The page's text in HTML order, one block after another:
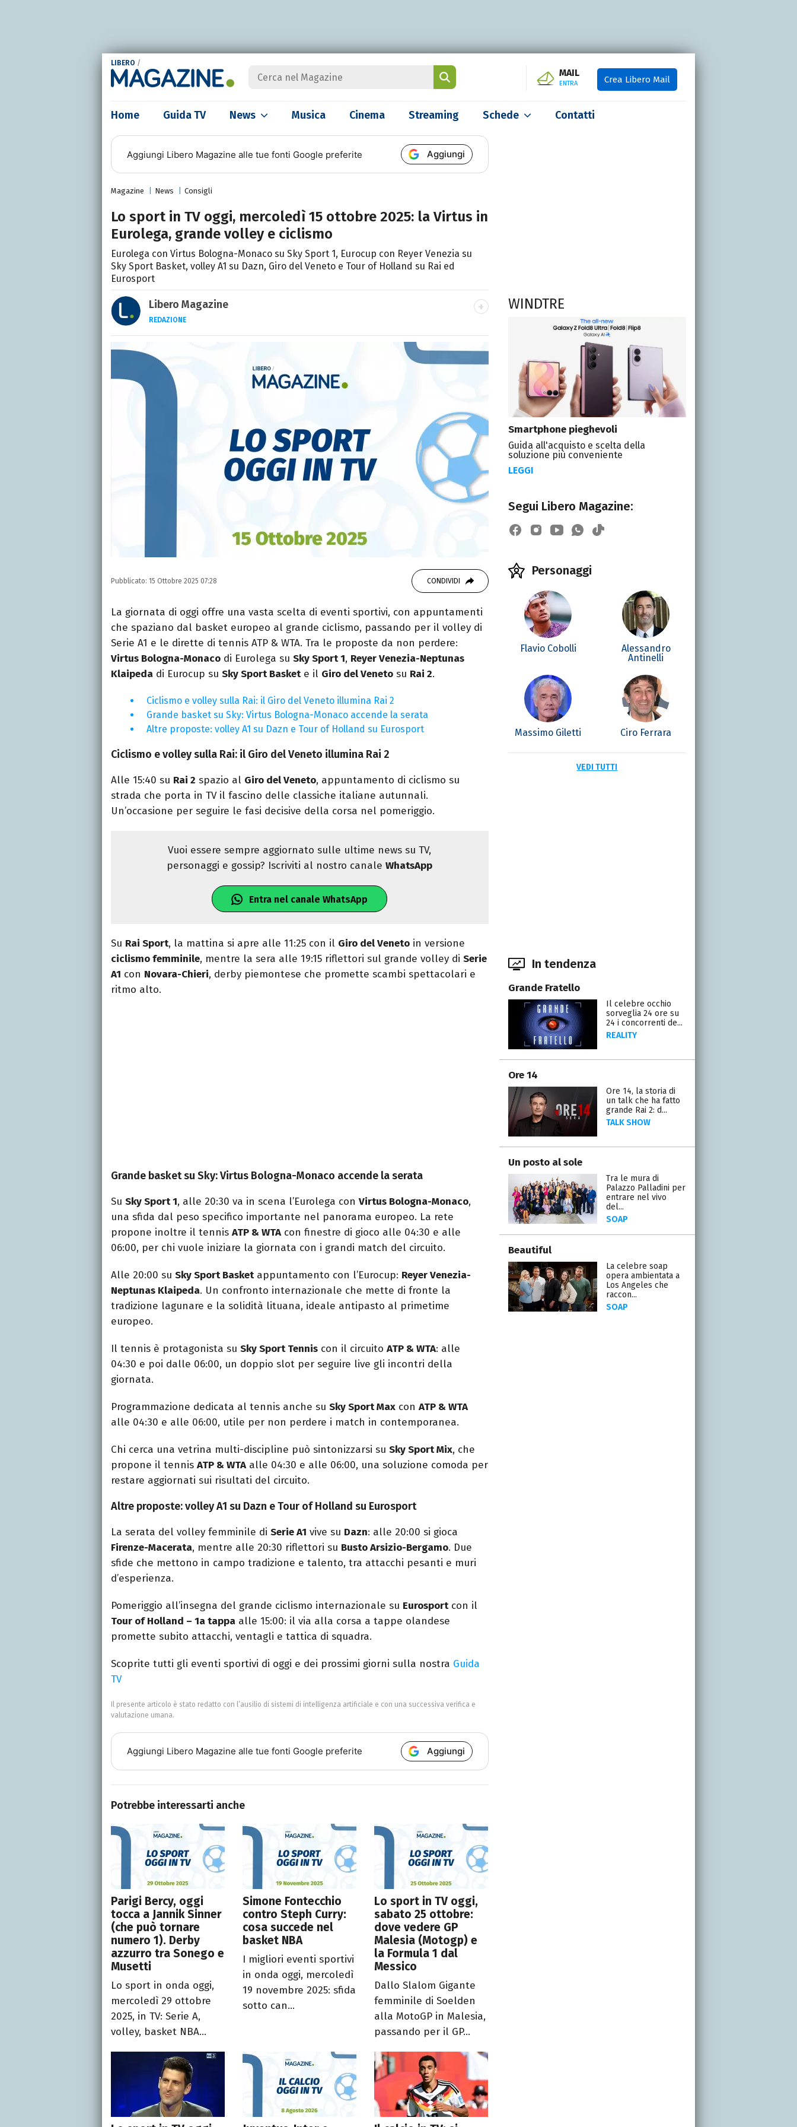
LIBERO /
MAIL
ENTRA Crea Libero Mail
Home Guida TV News Musica Cinema Streaming Schede Contatti
Aggiungi Libero Magazine alle tue fonti Google preferite Aggiungi
Magazine News Consigli
Lo sport in TV oggi, mercoledì 15 ottobre 2025: la Virtus in
Eurolega, grande volley e ciclismo
Eurolega con Virtus Bologna-Monaco su Sky Sport 1, Eurocup con Reyer Venezia su
Sky Sport Basket, volley A1 su Dazn, Giro del Veneto e Tour of Holland su Rai ed
Eurosport
Libero Magazine
REDAZIONE
E-MAIL
INSTAGRAM FACEBOOK
Libero Magazine è il canale del portale Libero.it dedicato al mondo
della televisione, dello spettacolo e del gossip.
Pubblicato: 15 Ottobre 2025 07:28 CONDIVIDI
La giornata di oggi offre una vasta scelta di eventi sportivi, con appuntamenti
che spaziano dal basket europeo al grande ciclismo, passando per il volley di
Serie A1 e le dirette di tennis ATP & WTA. Tra le proposte da non perdere:
Virtus Bologna-Monaco di Eurolega su Sky Sport 1, Reyer Venezia-Neptunas
Klaipeda di Eurocup su Sky Sport Baskete il Giro del Veneto su Rai 2.
Ciclismo e volley sulla Rai: il Giro del Veneto illumina Rai 2
Grande basket su Sky: Virtus Bologna-Monaco accende la serata
Altre proposte: volley A1 su Dazn e Tour of Holland su Eurosport
Ciclismo e volley sulla Rai: il Giro del Veneto illumina Rai 2
Alle 15:40 su Rai 2 spazio al Giro del Veneto, appuntamento di ciclismo su
strada che porta in TV il fascino delle classiche italiane autunnali.
Un’occasione per seguire le fasi decisive della corsa nel pomeriggio.
Vuoi essere sempre aggiornato sulle ultime news su TV,
personaggi e gossip? Iscriviti al nostro canaleWhatsApp
Entra nel canale WhatsApp
Su Rai Sport, la mattina si apre alle 11:25 con il Giro del Veneto in versione
ciclismo femminile, mentre la sera alle 19:15 riflettori sul grande volley di Serie
A1 con Novara-Chieri, derby piemontese che promette scambi spettacolari e
ritmo alto.
Grande basket su Sky: Virtus Bologna-Monaco accende la serata
Su Sky Sport 1, alle 20:30 va in scena l’Eurolega con Virtus Bologna-Monaco,
una sfida dal peso specifico importante nel panorama europeo. La rete
propone inoltre il tennis ATP & WTAcon finestre di gioco alle 04:30 e alle
06:00, per chi vuole iniziare la giornata con i grandi match del circuito.
Alle 20:00 su Sky Sport Basketappuntamento con l’Eurocup: Reyer Venezia-
Neptunas Klaipeda. Un confronto internazionale che mette di fronte la
tradizione lagunare e la solidità lituana, ideale antipasto al primetime
europeo.
Il tennis è protagonista su Sky Sport Tennis con il circuito ATP & WTA: alle
04:30 e poi dalle 06:00, un doppio slot per seguire live gli incontri della
giornata.
Programmazione dedicata al tennis anche su Sky Sport Max con ATP & WTA
alle 04:30 e alle 06:00, utile per non perdere i match in contemporanea.
Chi cerca una vetrina multi-discipline può sintonizzarsi su Sky Sport Mix, che
propone il tennis ATP & WTAalle 04:30 e alle 06:00, una soluzione comoda per
restare aggiornati sui risultati del circuito.
Altre proposte: volley A1 su Dazn e Tour of Holland su Eurosport
La serata del volley femminile di Serie A1 vive su Dazn: alle 20:00 si gioca
Firenze-Macerata, mentre alle 20:30 riflettori su Busto Arsizio-Bergamo. Due
sfide che mettono in campo tradizione e talento, tra attacchi pesanti e muri
d’esperienza.
Pomeriggio all’insegna del grande ciclismo internazionale su Eurosportcon il
Tour of Holland – 1a tappa alle 15:00: il via alla corsa a tappe olandese
promette subito attacchi, ventagli e tattica di squadra.
Scoprite tutti gli eventi sportivi di oggi e dei prossimi giorni sulla nostra Guida
TV
Il presente articolo è stato redatto con l’ausilio di sistemi di intelligenza artificiale e con una successiva verifica e
valutazione umana.
Aggiungi Libero Magazine alle tue fonti Google preferite Aggiungi
Potrebbe interessarti anche
Parigi Bercy, oggi
tocca a Jannik Sinner
(che può tornare
numero 1). Derby
azzurro tra Sonego e
Musetti
Lo sport in onda oggi,
mercoledì 29 ottobre
2025, in TV: Serie A,
volley, basket NBA...
Simone Fontecchio
contro Steph Curry:
cosa succede nel
basket NBA
I migliori eventi sportivi
in onda oggi, mercoledì
19 novembre 2025: sfida
sotto can...
Lo sport in TV oggi,
sabato 25 ottobre:
dove vedere GP
Malesia (Motogp) e
la Formula 1 dal
Messico
Dallo Slalom Gigante
femminile di Soelden
alla MotoGP in Malesia,
passando per il GP...
WINDTRE
Smartphone pieghevoli
Guida all'acquisto e scelta della
soluzione più conveniente
LEGGI
Segui Libero Magazine:
Personaggi
Flavio Cobolli
Alessandro
Antinelli
Massimo Giletti Ciro Ferrara
VEDI TUTTI
In tendenza
Grande Fratello
Il celebre occhio
sorveglia 24 ore su
24 i concorrenti de...
REALITY
Ore 14
Ore 14, la storia di
un talk che ha fatto
grande Rai 2: d...
TALK SHOW
Un posto al sole
Tra le mura di
Palazzo Palladini per
entrare nel vivo
del...
SOAP
Beautiful
La celebre soap
opera ambientata a
Los Angeles che
raccon...
SOAP